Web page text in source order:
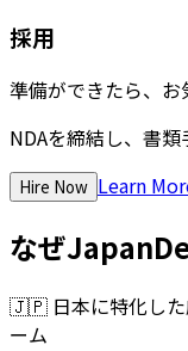
採用
準備ができたら、お
NDAを締結し、書類
Hire Now Learn
なぜ
🇯🇵 日本に特化し
ーム